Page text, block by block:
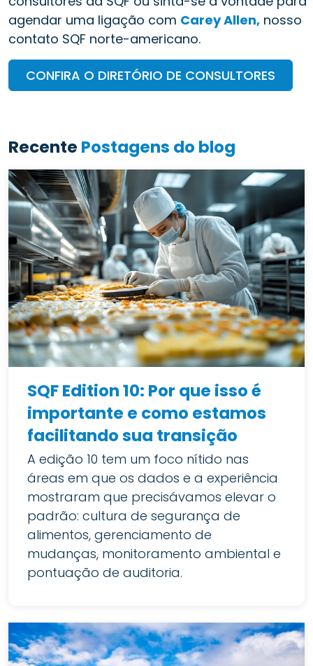
agendar uma ligação com Carey Allen, nosso
contato SQF norte-americano.
CONFIRA O DIRETÓRIO DE CONSULTORES
Recente Postagens do blog
SQF Edition 10: Por que isso é
importante e como estamos
facilitando sua transição
A edição 10 tem um foco nítido nas
áreas em que os dados e a experiência
mostraram que precisávamos elevar o
padrão: cultura de segurança de
alimentos, gerenciamento de
mudanças, monitoramento ambiental e
pontuação de auditoria.